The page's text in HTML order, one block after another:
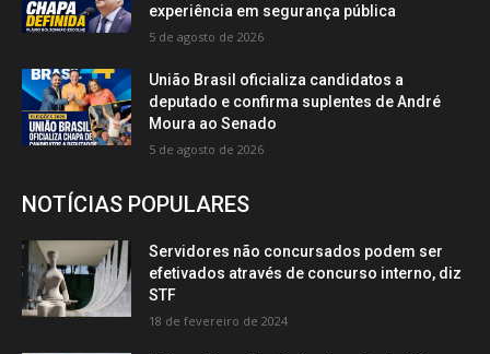
experiência em segurança pública
5 de agosto de 2026
União Brasil oficializa candidatos a
deputado e confirma suplentes de André
Moura ao Senado
5 de agosto de 2026
NOTÍCIAS POPULARES
Servidores não concursados podem ser
efetivados através de concurso interno, diz
STF
18 de fevereiro de 2024